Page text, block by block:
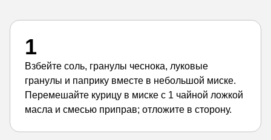
1
Взбейте соль, гранулы чеснока, луковые
гранулы и паприку вместе в небольшой миске.
Перемешайте курицу в миске с 1 чайной ложкой
масла и смесью приправ; отложите в сторону.